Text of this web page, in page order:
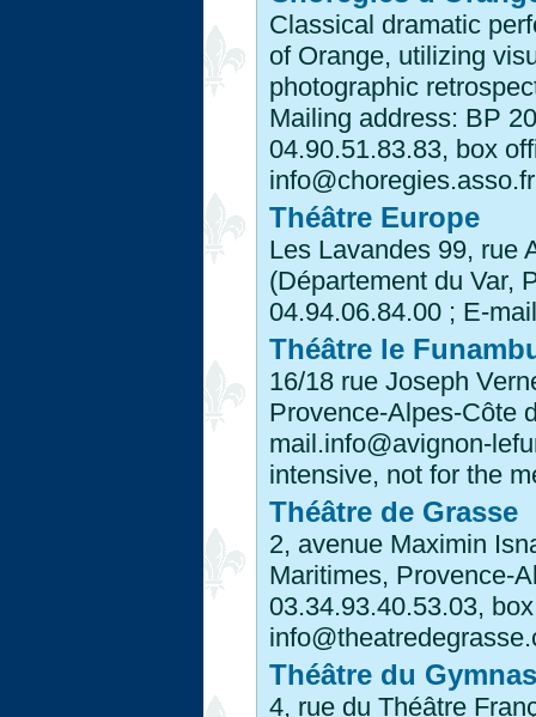
Classical dramatic
of Orange, utilizing
photographic
Mailing address: BP
04.90.51.83.83, box
info@choregies.asso.fr
Théâtre Europe
Les Lavandes 99, rue
(Département du Var,
04.94.06.84.00 ; E-
Théâtre le
16/18 rue Joseph
Provence-Alpes-Côte
mail.info@avignon-
intensive, not for the
Théâtre de Grasse
2, avenue Maximin
Maritimes, Provence-
03.34.93.40.53.03,
Théâtre du
4, rue du Théâtre